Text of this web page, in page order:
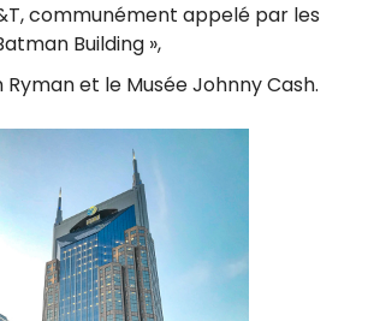
communément appelé par les
Building »,
Ryman et le Musée Johnny Cash.